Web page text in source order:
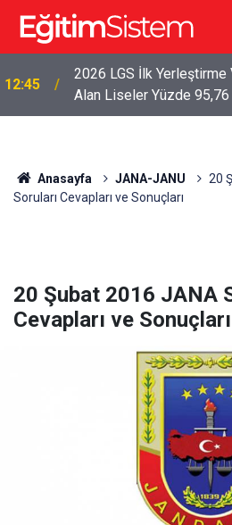
04:00
2026 LGS Sonuçları
Yaklaşık 9’u İlk Beş
Anasayfa JANA-JANU
20
Soruları Cevapları ve Sonuçları
20 Şubat 2016 JANA
Cevapları ve Sonuçları